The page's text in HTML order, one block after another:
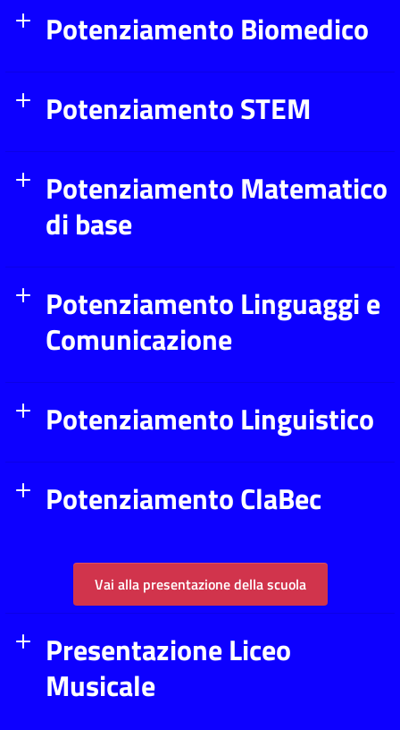
Potenziamento Biomedico
Potenziamento STEM
Potenziamento Matematico
di base
Potenziamento Linguaggi e
Comunicazione
Potenziamento Linguistico
Potenziamento ClaBec
Vai alla presentazione della scuola
Presentazione Liceo
Musicale